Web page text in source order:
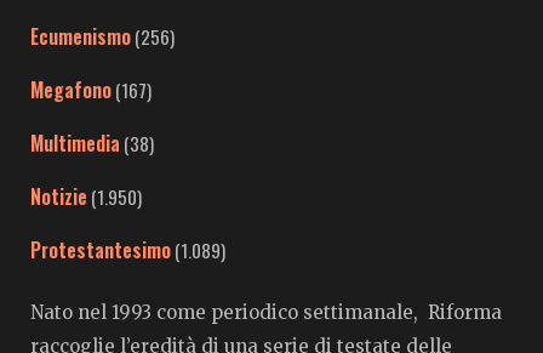
Ecumenismo(256)
Megafono(167)
Multimedia (38)
Notizie (1.950)
Protestantesimo(1.089)
Nato nel 1993 come periodico settimanale, Riforma
raccoglie l’eredità di una serie di testate delle